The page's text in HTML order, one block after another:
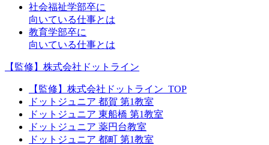
社会福祉学部卒に
向いている仕事とは
教育学部卒に
向いている仕事とは
【監修】株式会社ドットライン
【監修】株式会社ドットライン_TOP
ドットジュニア 都賀 第1教室
ドットジュニア 東船橋 第1教室
ドットジュニア 薬円台教室
ドットジュニア 都町 第1教室